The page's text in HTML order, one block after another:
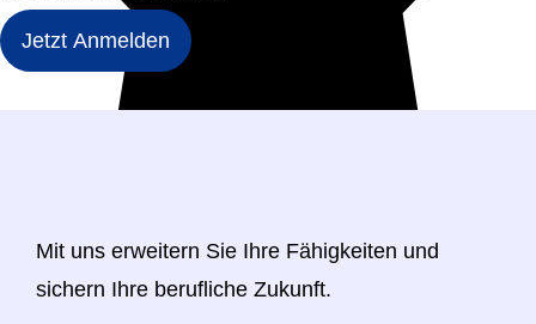
Mit uns erweitern Sie Ihre Fähigkeiten und
sichern Ihre berufliche Zukunft.